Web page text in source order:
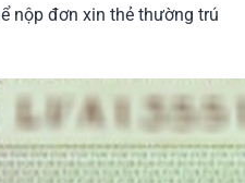
nộp đơn xin thẻ thường trú